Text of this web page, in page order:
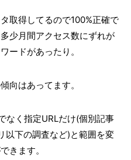
取得してるので100%正確で
少月間アクセス数にずれが
ードがあったり。
向はあってます。
なく指定URLだけ(個別記事
以下の調査など)と範囲を変
きます。